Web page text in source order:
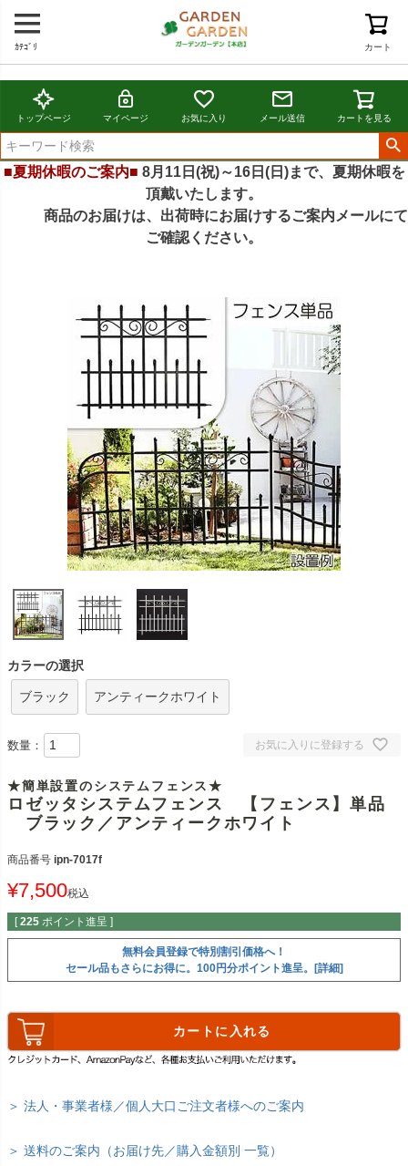
カート
ｶﾃｺﾞﾘ
トップページ マイページ お気に入り メール送信 カートを見る
■夏期休暇のご案内■ 8月11日(祝)～16日(日)まで、夏期休暇を
頂戴いたします。
商品のお届けは、出荷時にお届けするご案内メールにて
ご確認ください。
カラーの選択
ブラック アンティークホワイト
お気に入りに登録する
数量：
★簡単設置のシステムフェンス★
ロゼッタシステムフェンス 【フェンス】単品
ブラック／アンティークホワイト
商品番号 ipn-7017f
¥7,500税込
[ 225 ポイント進呈 ]
無料会員登録で特別割引価格へ！
セール品もさらにお得に。100円分ポイント進呈。[詳細]
カートに入れる
＞ 法人・事業者様／個人大口ご注文者様へのご案内
＞ 送料のご案内（お届け先／購入金額別 一覧）